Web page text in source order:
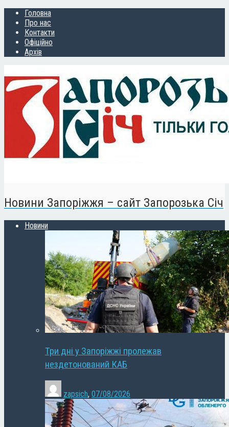
Головна
Про нас
Контакти
Офіційно
Архів
Новини Запоріжжя – сайт Запорозька Січ
Новини
Три дні у Запоріжжі пролежав
нездетонований КАБ
zapsich, 07/08/2026